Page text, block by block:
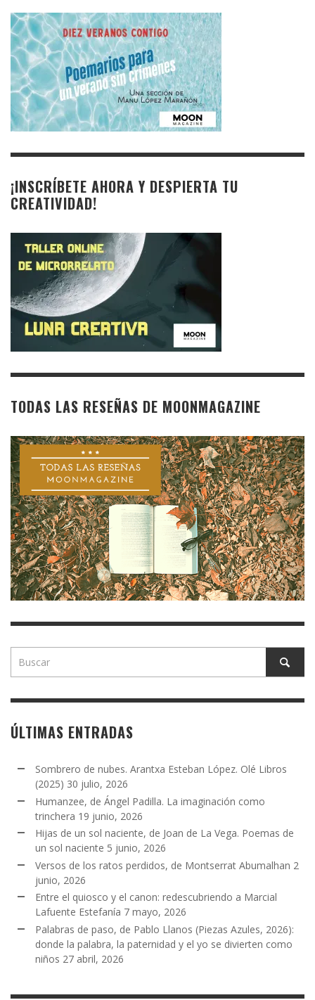
¡INSCRÍBETE AHORA Y DESPIERTA TU
CREATIVIDAD!
TODAS LAS RESEÑAS DE MOONMAGAZINE
ÚLTIMAS ENTRADAS
Sombrero de nubes. Arantxa Esteban López. Olé Libros
(2025) 30 julio, 2026
Humanzee, de Ángel Padilla. La imaginación como
trinchera 19 junio, 2026
Hijas de un sol naciente, de Joan de La Vega. Poemas de
un sol naciente 5 junio, 2026
Versos de los ratos perdidos, de Montserrat Abumalhan 2
junio, 2026
Entre el quiosco y el canon: redescubriendo a Marcial
Lafuente Estefanía 7 mayo, 2026
Palabras de paso, de Pablo Llanos (Piezas Azules, 2026):
donde la palabra, la paternidad y el yo se divierten como
niños 27 abril, 2026